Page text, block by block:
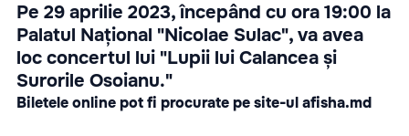
Pe 29 aprilie 2023, începând cu ora 19:00 la
Palatul Național "Nicolae Sulac", va avea
loc concertul lui "Lupii lui Calancea și
Surorile Osoianu."
Biletele online pot fi procurate pe site-ulafisha.md